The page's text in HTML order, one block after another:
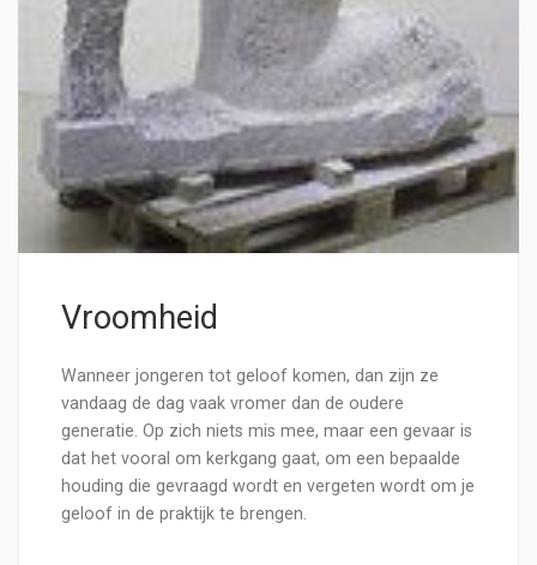
Vroomheid
Wanneer jongeren tot geloof komen, dan zijn ze
vandaag de dag vaak vromer dan de oudere
generatie. Op zich niets mis mee, maar een gevaar is
dat het vooral om kerkgang gaat, om een bepaalde
houding die gevraagd wordt en vergeten wordt om je
geloof in de praktijk te brengen.